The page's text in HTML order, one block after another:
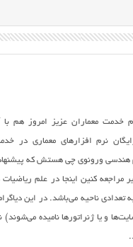
خدمت معماران عزیز امروز هم
نرم افزارهای معماری در
هندسی ورونوی چی هستش که
مراجعه کنین اینجا در علم ریاضیات
ناحیه می‌باشد. در این
و یا ژنراتورها نامیده می‌شوند)